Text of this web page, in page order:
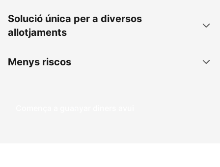
Solució única per a diversos
allotjaments
Menys riscos
Comença a guanyar diners avui